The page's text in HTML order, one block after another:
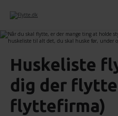
Huskeliste
dig der
flyttefirma)